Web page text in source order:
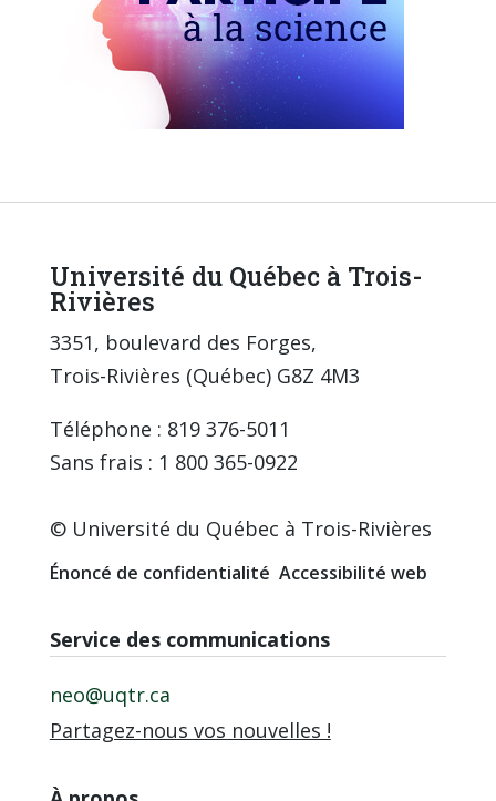
Université du Québec à Trois-
Rivières
3351, boulevard des Forges,
Trois-Rivières (Québec) G8Z 4M3
Téléphone : 819 376-5011
Sans frais : 1 800 365-0922
© Université du Québec à Trois-Rivières
Énoncé de confidentialité Accessibilité web
Service des communications
neo@uqtr.ca
Partagez-nous vos nouvelles !